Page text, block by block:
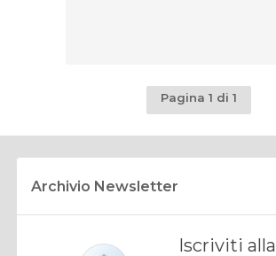
Pagina 1 di 1
Archivio Newsletter
Iscriviti alla